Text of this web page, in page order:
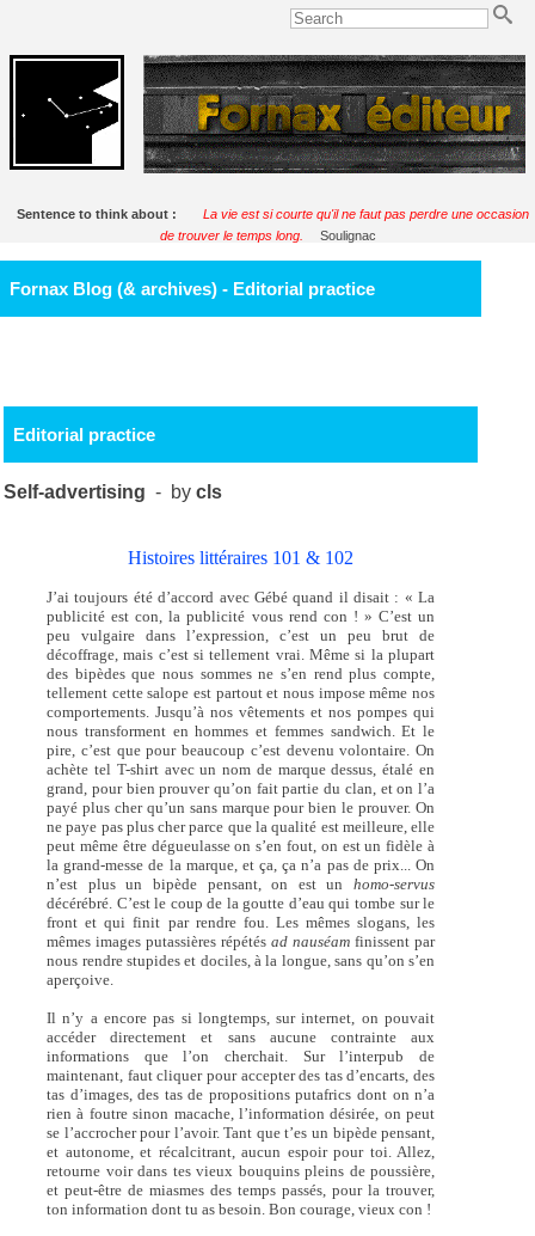
Sentence to think about :
La vie est si courte qu'il ne faut pas perdre une occasion
de trouver le temps long.
Soulignac
Fornax Blog (& archives) - Editorial practice
Editorial practice
Self-advertising - bycls
Histoires littéraires 101 & 102
J’ai toujours été d’accord avec Gébé quand il disait : « La
publicité est con, la publicité vous rend con ! » C’est un
peu vulgaire dans l’expression, c’est un peu brut de
décoffrage, mais c’est si tellement vrai. Même si la plupart
des bipèdes que nous sommes ne s’en rend plus compte,
tellement cette salope est partout et nous impose même nos
comportements. Jusqu’à nos vêtements et nos pompes qui
nous transforment en hommes et femmes sandwich. Et le
pire, c’est que pour beaucoup c’est devenu volontaire. On
achète tel T-shirt avec un nom de marque dessus, étalé en
grand, pour bien prouver qu’on fait partie du clan, et on l’a
payé plus cher qu’un sans marque pour bien le prouver. On
ne paye pas plus cher parce que la qualité est meilleure, elle
peut même être dégueulasse on s’en fout, on est un fidèle à
la grand-messe de la marque, et ça, ça n’a pas de prix... On
n’est plus un bipède pensant, on est unhomo-servus
décérébré. C’est le coup de la goutte d’eau qui tombe sur le
front et qui finit par rendre fou. Les mêmes slogans, les
mêmes images putassières répétésad nauséam finissent par
nous rendre stupides et dociles, à la longue, sans qu’on s’en
aperçoive.
Il n’y a encore pas si longtemps, sur internet, on pouvait
accéder directement et sans aucune contrainte aux
informations que l’on cherchait. Sur l’interpub de
maintenant, faut cliquer pour accepter des tas d’encarts, des
tas d’images, des tas de propositions putafrics dont on n’a
rien à foutre sinon macache, l’information désirée, on peut
se l’accrocher pour l’avoir. Tant que t’es un bipède pensant,
et autonome, et récalcitrant, aucun espoir pour toi. Allez,
retourne voir dans tes vieux bouquins pleins de poussière,
et peut-être de miasmes des temps passés, pour la trouver,
ton information dont tu as besoin. Bon courage, vieux con !